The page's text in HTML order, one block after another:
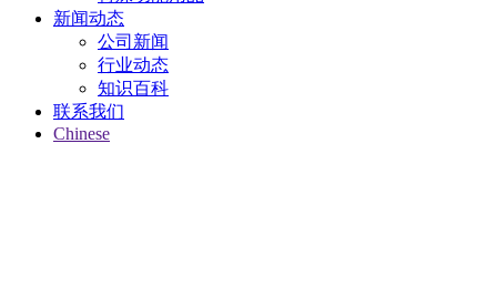
新闻动态
公司新闻
行业动态
知识百科
联系我们
Chinese